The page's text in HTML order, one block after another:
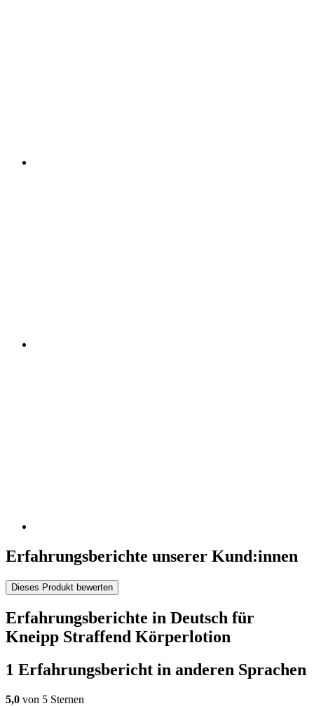
Erfahrungsberichte unserer Kund:innen
Dieses Produkt bewerten
Erfahrungsberichte in Deutsch für
Kneipp Straffend Körperlotion
1 Erfahrungsbericht in anderen Sprachen
5,0 von 5 Sternen